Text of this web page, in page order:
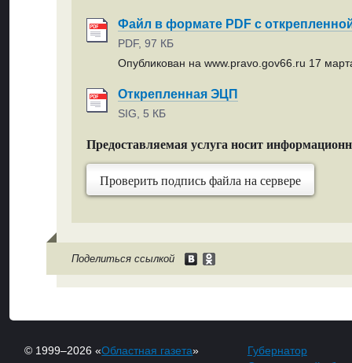
Файл в формате PDF с
PDF, 97 КБ
Опубликован на www.pravo.gov66.ru 17
Открепленная ЭЦП
SIG, 5 КБ
Предоставляемая услуга носит
Проверить подпись файла на сервере
Поделиться ссылкой
© 1999–2026 «Областная газета»
Губернатор